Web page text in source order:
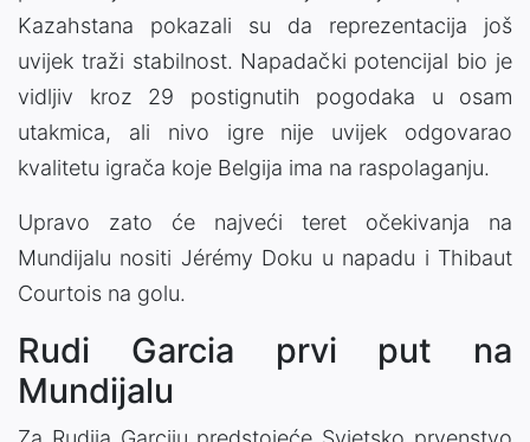
Kazahstana pokazali su da reprezentacija još
uvijek traži stabilnost. Napadački potencijal bio je
vidljiv kroz 29 postignutih pogodaka u osam
utakmica, ali nivo igre nije uvijek odgovarao
kvalitetu igrača koje Belgija ima na raspolaganju.
Upravo zato će najveći teret očekivanja na
Mundijalu nositi Jérémy Doku u napadu i Thibaut
Courtois na golu.
Rudi Garcia prvi put na
Mundijalu